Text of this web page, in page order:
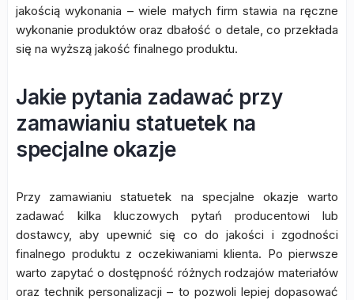
jakością wykonania – wiele małych firm stawia na ręczne
wykonanie produktów oraz dbałość o detale, co przekłada
się na wyższą jakość finalnego produktu.
Jakie pytania zadawać przy
zamawianiu statuetek na
specjalne okazje
Przy zamawianiu statuetek na specjalne okazje warto
zadawać kilka kluczowych pytań producentowi lub
dostawcy, aby upewnić się co do jakości i zgodności
finalnego produktu z oczekiwaniami klienta. Po pierwsze
warto zapytać o dostępność różnych rodzajów materiałów
oraz technik personalizacji – to pozwoli lepiej dopasować